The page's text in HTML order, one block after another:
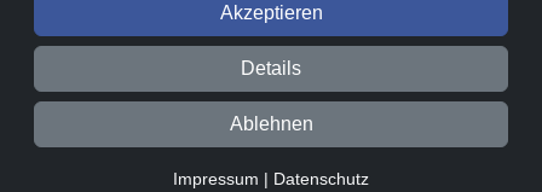
© 2026 GOLF2FORUM - Volkswagen Golf II Forum seit 2010 ❤️
Beitragsregeln Datenschutz Impressum
0.02s v3.1.1-241a130
Akzeptieren
Details
Ablehnen
Impressum | Datenschutz